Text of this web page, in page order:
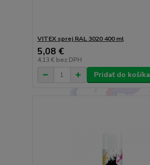
VITEX sprej RAL 3020 400 ml
5,08 €
4,13 € bez DPH
Pridať do košíka